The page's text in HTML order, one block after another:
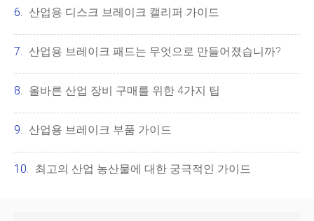
산업용 디스크 브레이크 캘리퍼 가이드
산업용 브레이크 패드는 무엇으로 만들어졌습니까?
올바른 산업 장비 구매를 위한 4가지 팁
산업용 브레이크 부품 가이드
최고의 산업 농산물에 대한 궁극적인 가이드